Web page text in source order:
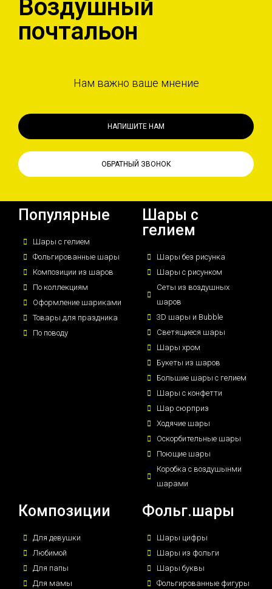
Воздушный
почтальон
Нам важно ваше мнение
НАПИШИТЕ НАМ
ОБРАТНЫЙ ЗВОНОК
Популярные
Шары с гелием
Фольгированные шары
Композиции из шаров
По коллекциям
Оформление шариками
Товары для праздника
По поводу
Шары с
гелием
Шары без рисунка
Шары с рисунком
Сеты из воздушных
шаров
3D шары и Bubble
Светящиеся шары
Шары хром
Букеты из шаров
Большие шары с гелием
Шары с конфетти
Шар сюрприз
Ходячие шары
Оскорбительные шары
Поющие шары
Коробка с воздушынми
шарами
Композиции
Для девушки
Любимой
Для папы
Для мамы
Фольг.шары
Шары цифры
Шары из фольги
Шары буквы
Фольгированные фигуры